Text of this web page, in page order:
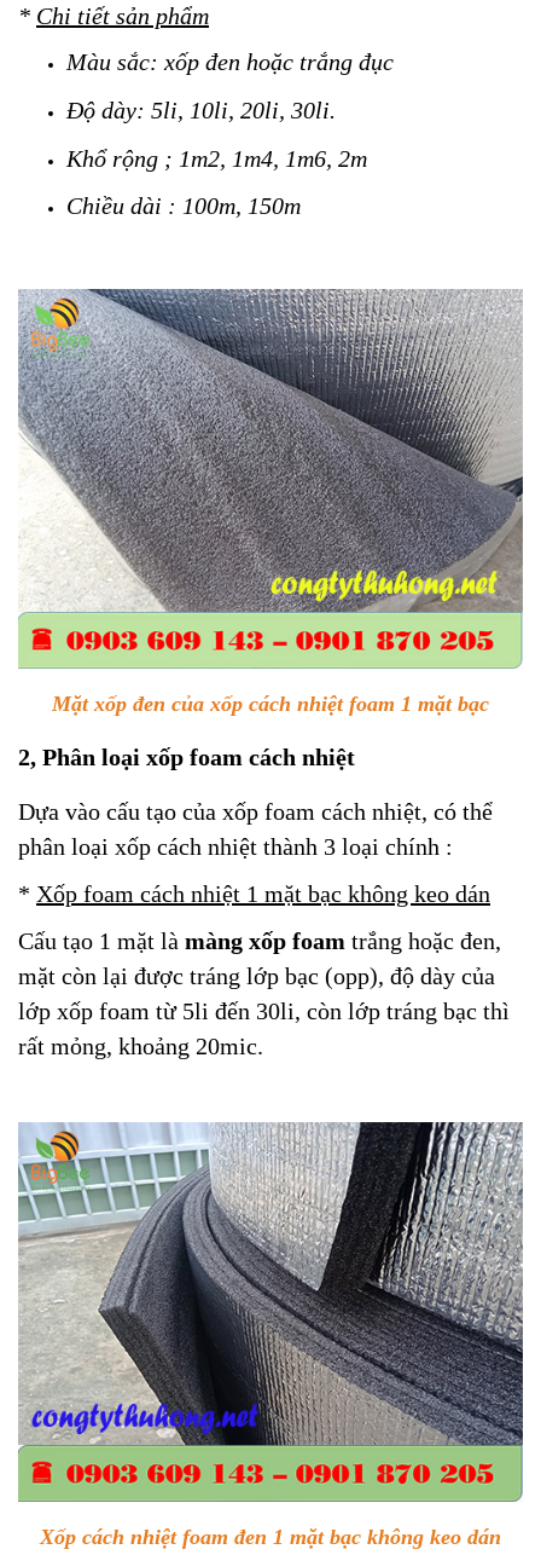
* Chi tiết sản phẩm
Màu sắc: xốp đen hoặc trắng đục
Độ dày: 5li, 10li, 20li, 30li.
Khổ rộng ; 1m2, 1m4, 1m6, 2m
Chiều dài : 100m, 150m
Mặt xốp đen của xốp cách nhiệt foam 1 mặt bạc
2, Phân loại xốp foam cách nhiệt
Dựa vào cấu tạo của xốp foam cách nhiệt, có thể
phân loại xốp cách nhiệt thành 3 loại chính :
* Xốp foam cách nhiệt 1 mặt bạc không keo dán
Cấu tạo 1 mặt là màng xốp foam trắng hoặc đen,
mặt còn lại được tráng lớp bạc (opp), độ dày của
lớp xốp foam từ 5li đến 30li, còn lớp tráng bạc thì
rất mỏng, khoảng 20mic.
Xốp cách nhiệt foam đen 1 mặt bạc không keo dán